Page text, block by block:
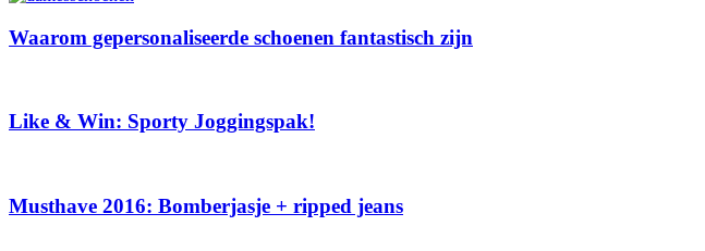
Waarom gepersonaliseerde schoenen fantastisch zijn
Like & Win: Sporty Joggingspak!
Musthave 2016: Bomberjasje + ripped jeans